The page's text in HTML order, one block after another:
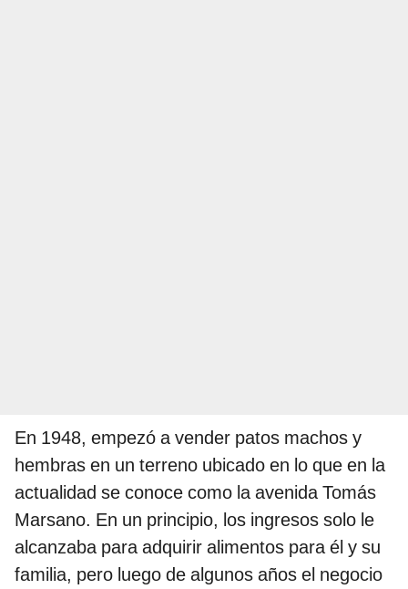
En 1948, empezó a vender patos machos y
hembras en un terreno ubicado en lo que en la
actualidad se conoce como la avenida Tomás
Marsano. En un principio, los ingresos solo le
alcanzaba para adquirir alimentos para él y su
familia, pero luego de algunos años el negocio